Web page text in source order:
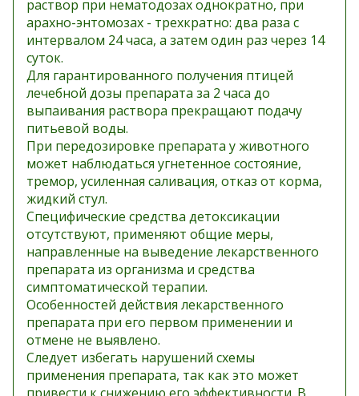
раствор при нематодозах однократно, при
арахно-энтомозах - трехкратно: два раза с
интервалом 24 часа, а затем один раз через 14
суток.
Для гарантированного получения птицей
лечебной дозы препарата за 2 часа до
выпаивания раствора прекращают подачу
питьевой воды.
При передозировке препарата у животного
может наблюдаться угнетенное состояние,
тремор, усиленная саливация, отказ от корма,
жидкий стул.
Специфические средства детоксикации
отсутствуют, применяют общие меры,
направленные на выведение лекарственного
препарата из организма и средства
симптоматической терапии.
Особенностей действия лекарственного
препарата при его первом применении и
отмене не выявлено.
Следует избегать нарушений схемы
применения препарата, так как это может